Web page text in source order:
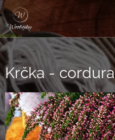
Krčka - cordura